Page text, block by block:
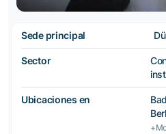
Sede principal
Sector
Ubicaciones en